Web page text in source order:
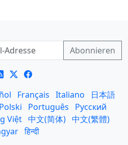
Français Italiano
日本語
Polski Português
Русский
Việt 中文(简体) 中文(繁體)
हिन्दी